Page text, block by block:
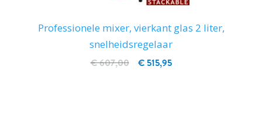
Professionele mixer, vierkant glas 2 liter,
snelheidsregelaar
€ 515,95
€ 607,00